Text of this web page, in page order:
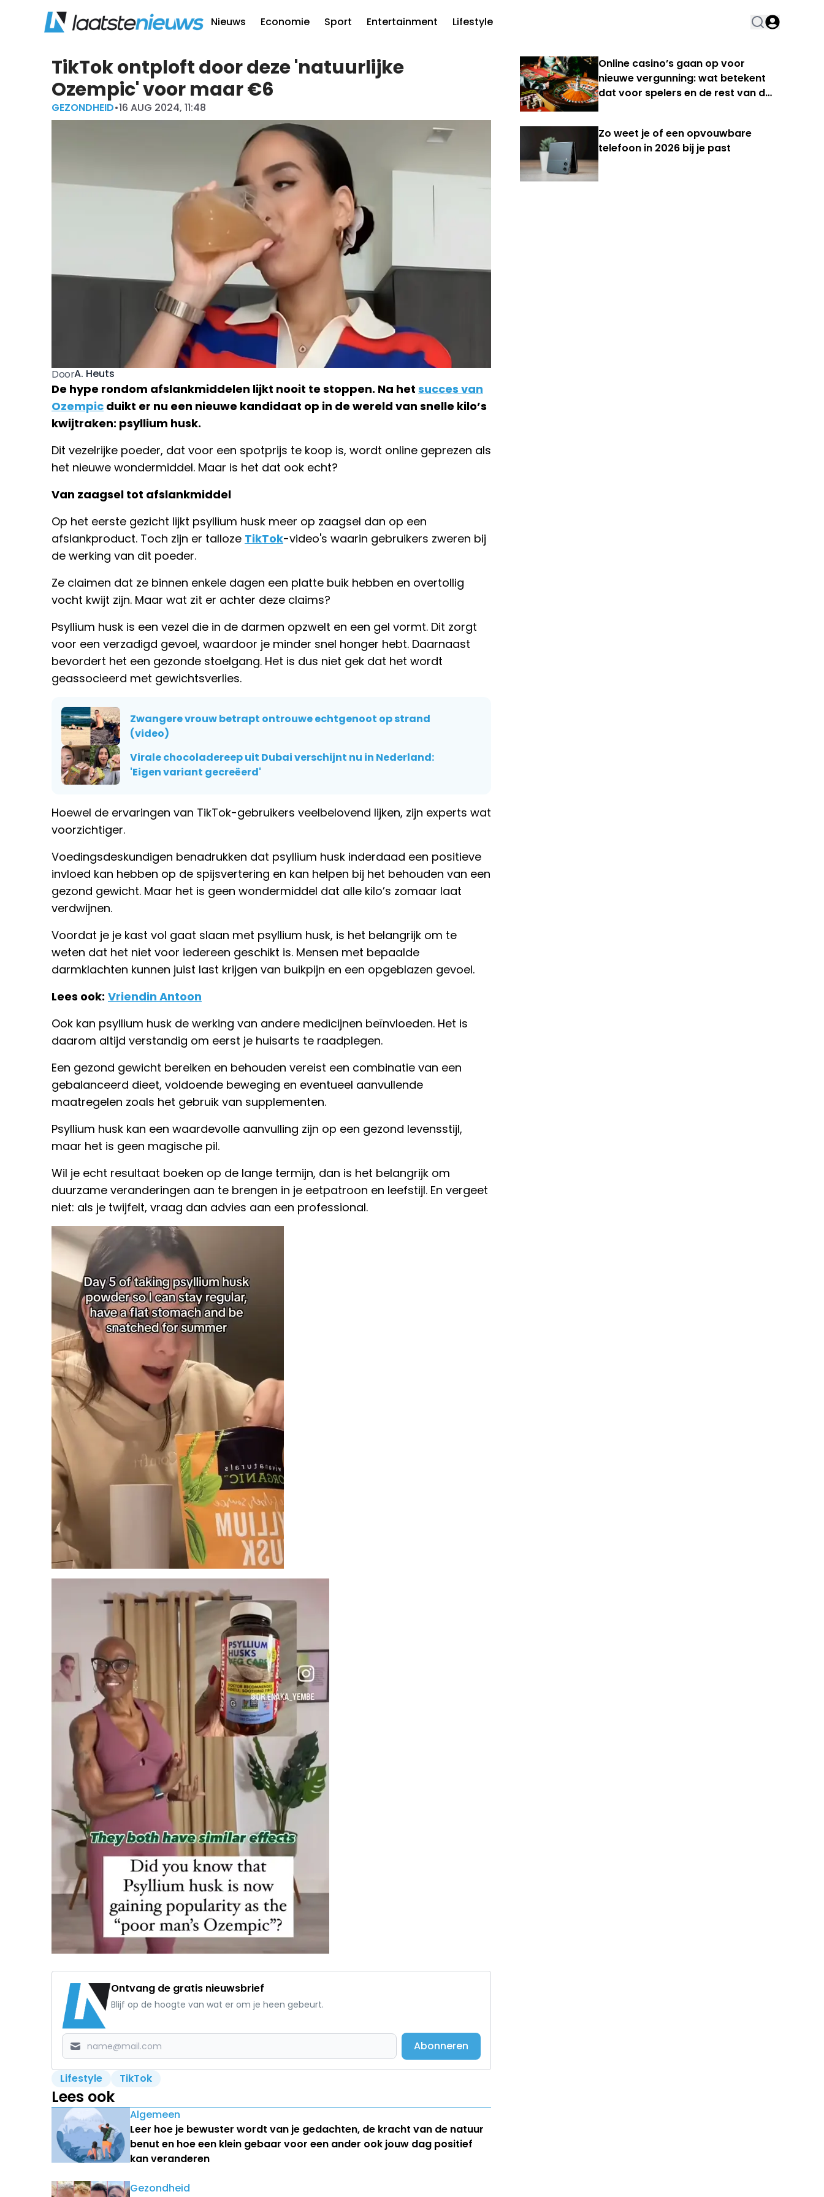
Nieuws Economie Sport Entertainment Lifestyle
TikTok ontploft door deze 'natuurlijke
Ozempic' voor maar €6
GEZONDHEID•16 AUG 2024, 11:48
DoorA. Heuts
De hype rondom afslankmiddelen lijkt nooit te stoppen. Na het succes van
Ozempic duikt er nu een nieuwe kandidaat op in de wereld van snelle kilo’s
kwijtraken: psyllium husk.
Dit vezelrijke poeder, dat voor een spotprijs te koop is, wordt online geprezen als
het nieuwe wondermiddel. Maar is het dat ook echt?
Van zaagsel tot afslankmiddel
Op het eerste gezicht lijkt psyllium husk meer op zaagsel dan op een
afslankproduct. Toch zijn er talloze TikTok-video's waarin gebruikers zweren bij
de werking van dit poeder.
Ze claimen dat ze binnen enkele dagen een platte buik hebben en overtollig
vocht kwijt zijn. Maar wat zit er achter deze claims?
Psyllium husk is een vezel die in de darmen opzwelt en een gel vormt. Dit zorgt
voor een verzadigd gevoel, waardoor je minder snel honger hebt. Daarnaast
bevordert het een gezonde stoelgang. Het is dus niet gek dat het wordt
geassocieerd met gewichtsverlies.
Zwangere vrouw betrapt ontrouwe echtgenoot op strand
(video)
Virale chocoladereep uit Dubai verschijnt nu in Nederland:
'Eigen variant gecreëerd'
Hoewel de ervaringen van TikTok-gebruikers veelbelovend lijken, zijn experts wat
voorzichtiger.
Voedingsdeskundigen benadrukken dat psyllium husk inderdaad een positieve
invloed kan hebben op de spijsvertering en kan helpen bij het behouden van een
gezond gewicht. Maar het is geen wondermiddel dat alle kilo’s zomaar laat
verdwijnen.
Voordat je je kast vol gaat slaan met psyllium husk, is het belangrijk om te
weten dat het niet voor iedereen geschikt is. Mensen met bepaalde
darmklachten kunnen juist last krijgen van buikpijn en een opgeblazen gevoel.
Lees ook: Vriendin Antoon
Ook kan psyllium husk de werking van andere medicijnen beïnvloeden. Het is
daarom altijd verstandig om eerst je huisarts te raadplegen.
Een gezond gewicht bereiken en behouden vereist een combinatie van een
gebalanceerd dieet, voldoende beweging en eventueel aanvullende
maatregelen zoals het gebruik van supplementen.
Psyllium husk kan een waardevolle aanvulling zijn op een gezond levensstijl,
maar het is geen magische pil.
Wil je echt resultaat boeken op de lange termijn, dan is het belangrijk om
duurzame veranderingen aan te brengen in je eetpatroon en leefstijl. En vergeet
niet: als je twijfelt, vraag dan advies aan een professional.
Ontvang de gratis nieuwsbrief
Blijf op de hoogte van wat er om je heen gebeurt.
Abonneren
Lifestyle TikTok
Lees ook
Algemeen
Leer hoe je bewuster wordt van je gedachten, de kracht van de natuur
benut en hoe een klein gebaar voor een ander ook jouw dag positief
kan veranderen
Gezondheid
Online casino’s gaan op voor
nieuwe vergunning: wat betekent
dat voor spelers en de rest van de
Zo weet je of een opvouwbare
telefoon in 2026 bij je past